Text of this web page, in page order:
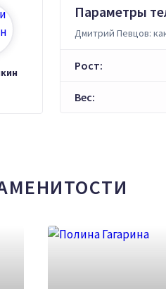
Параметры
Дмитрий Певцов:
Рост:
Вес: